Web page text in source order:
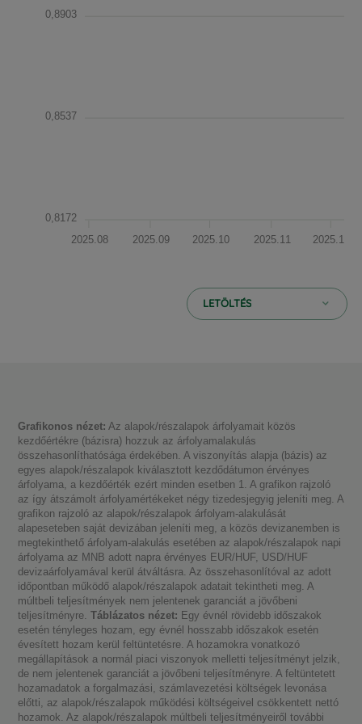
2025.08 2025.09 2025.10 2025.11 2025.12
0,8903
0,8537
0,8172
LETÖLTÉS
Grafikonos nézet: Az alapok/részalapok árfolyamait közös
kezdőértékre (bázisra) hozzuk az árfolyamalakulás
összehasonlíthatósága érdekében. A viszonyítás alapja (bázis) az
egyes alapok/részalapok kiválasztott kezdődátumon érvényes
árfolyama, a kezdőérték ezért minden esetben 1. A grafikon rajzoló
az így átszámolt árfolyamértékeket négy tizedesjegyig jeleníti meg. A
grafikon rajzoló az alapok/részalapok árfolyam-alakulását
alapeseteben saját devizában jeleníti meg, a közös devizanemben is
megtekinthető árfolyam-alakulás esetében az alapok/részalapok napi
árfolyama az MNB adott napra érvényes EUR/HUF, USD/HUF
devizaárfolyamával kerül átváltásra. Az összehasonlítóval az adott
időpontban működő alapok/részalapok adatait tekintheti meg. A
múltbeli teljesítmények nem jelentenek garanciát a jövőbeni
teljesítményre.Táblázatos nézet: Egy évnél rövidebb időszakok
esetén tényleges hozam, egy évnél hosszabb időszakok esetén
évesített hozam kerül feltüntetésre. A hozamokra vonatkozó
megállapítások a normál piaci viszonyok melletti teljesítményt jelzik,
de nem jelentenek garanciát a jövőbeni teljesítményre. A feltüntetett
hozamadatok a forgalmazási, számlavezetési költségek levonása
előtti, az alapok/részalapok működési költségeivel csökkentett nettó
hozamok. Az alapok/részalapok múltbeli teljesítményeiről további